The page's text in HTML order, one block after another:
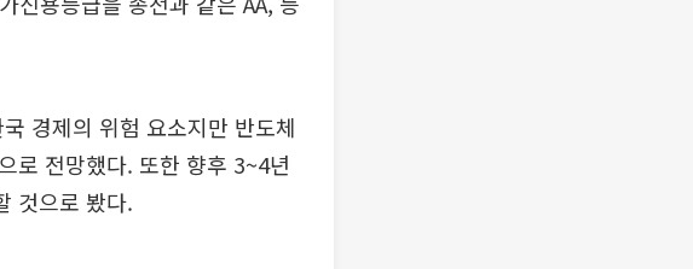
경제의 위험 요소지만 반도체
로 전망했다. 또한 향후 3~4년
것으로 봤다.